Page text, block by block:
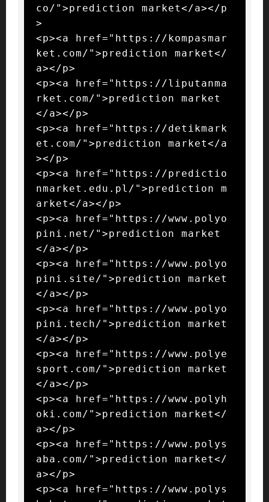
co/">prediction market</a></p
>
<p><a href="https://kompasmar
ket.com/">prediction market</
a></p>
<p><a href="https://liputanma
rket.com/">prediction market
</a></p>
<p><a href="https://detikmark
et.com/">prediction market</a
></p>
<p><a href="https://predictio
nmarket.edu.pl/">prediction m
arket</a></p>
<p><a href="https://www.polyo
pini.net/">prediction market
</a></p>
<p><a href="https://www.polyo
pini.site/">prediction market
</a></p>
<p><a href="https://www.polyo
pini.tech/">prediction market
</a></p>
<p><a href="https://www.polye
sport.com/">prediction market
</a></p>
<p><a href="https://www.polyh
oki.com/">prediction market</
a></p>
<p><a href="https://www.polys
aba.com/">prediction market</
a></p>
<p><a href="https://www.polys